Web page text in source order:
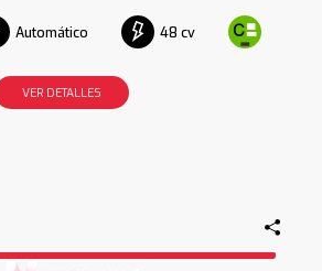
Automático 48 cv
VER DETALLES